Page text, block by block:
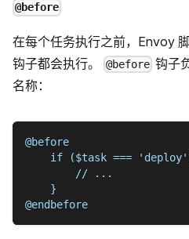
@before
在每个任务执行之前，Envoy
钩子都会执行。 @before 钩子
名称：
@before
if ($task ===
        // ...
    }
@endbefore